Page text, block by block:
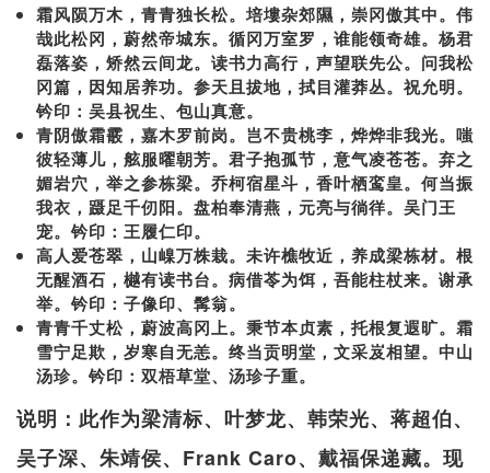
霜风陨万木，青青独长松。培塿杂郊隰，崇冈傲其中。伟
哉此松冈，蔚然帝城东。循冈万室罗，谁能领奇雄。杨君
磊落姿，矫然云间龙。读书力高行，声望联先公。问我松
冈篇，因知居养功。参天且拔地，拭目灌莽丛。祝允明。
钤印：吴县祝生、包山真意。
青阴傲霜霰，嘉木罗前岗。岂不贵桃李，烨烨非我光。嗤
彼轻薄儿，舷服曜朝芳。君子抱孤节，意气凌苍苍。弃之
媚岩穴，举之参栋梁。乔柯宿星斗，香叶栖鸾皇。何当振
我衣，蹑足千仞阳。盘柏奉清燕，元亮与徜徉。吴门王
宠。钤印：王履仁印。
高人爱苍翠，山嵲万株栽。未许樵牧近，养成梁栋材。根
无醒酒石，樾有读书台。病借苓为饵，吾能柱杖来。谢承
举。钤印：子像印、髯翁。
青青千丈松，蔚波高冈上。秉节本贞素，托根复遐旷。霜
雪宁足欺，岁寒自无恙。终当贡明堂，文采岌相望。中山
汤珍。钤印：双梧草堂、汤珍子重。
说明：此作为梁清标、叶梦龙、韩荣光、蒋超伯、
吴子深、朱靖侯、Frank Caro、戴福保递藏。现